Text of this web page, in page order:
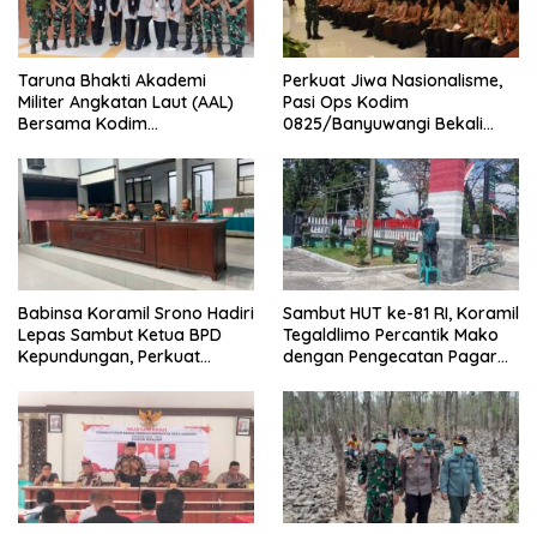
Taruna Bhakti Akademi
Militer Angkatan Laut (AAL)
Bersama Kodim
Generasi Disiplin dan Berjiwa
Nasionalis
Perkuat Jiwa Nasionalisme,
Pasi Ops Kodim
0825/Banyuwangi Bekali
dengan Wawasan
Kebangsaan
Babinsa Koramil Srono Hadiri
Lepas Sambut Ketua BPD
Kepundungan, Perkuat
Sambut HUT ke-81 RI, Koramil
Tegaldlimo Percantik Mako
dengan Pengecatan Pagar